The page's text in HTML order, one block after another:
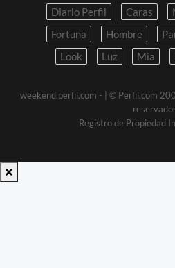
Diario Perfil Caras
Fortuna
Hombre
Look
Luz Mia
weekend.perfil.com - | © Perfil.com
Registro de Propiedad